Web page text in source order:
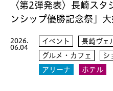
〈第2弾発表〉長崎スタ
ンシップ優勝記念祭」
2026.
06.04
イベント 長崎ヴェ
グルメ・カフェ
シ
アリーナ
ホテル